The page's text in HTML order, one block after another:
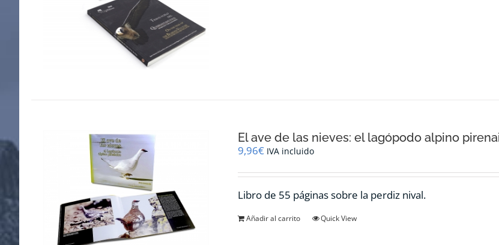
El ave de las nieves: el lagópodo alpino
9,96€ IVA incluido
Libro de 55 páginas sobre la perdiz nival.
Añadir al carrito Quick View